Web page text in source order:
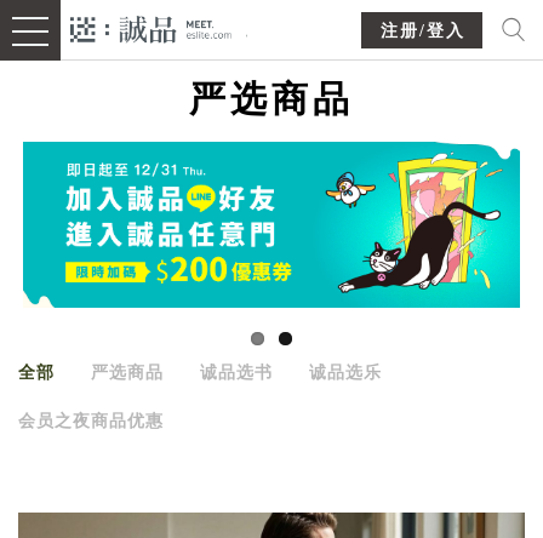
注册/登入
严选商品
全部 严选商品 诚品选书 诚品选乐
会员之夜商品优惠